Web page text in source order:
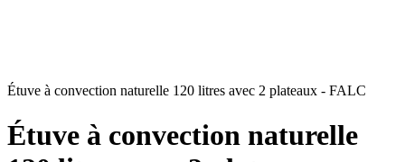
Étuve à convection naturelle 120 litres avec 2 plateaux - FALC
Étuve à convection naturelle